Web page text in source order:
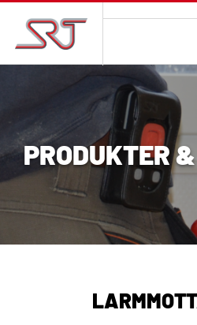
PRODUKTER